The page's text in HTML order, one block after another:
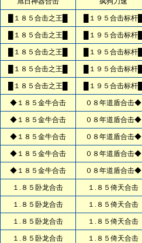
█１８５合击之王█ █１９５合击标杆█
█１８５合击之王█ █１９５合击标杆█
█１８５合击之王█ █１９５合击标杆█
█１８５合击之王█ █１９５合击标杆█
█１８５合击之王█ █１９５合击标杆█
◆１８５金牛合击 ０８年道盾合击◆
◆１８５金牛合击 ０８年道盾合击◆
◆１８５金牛合击 ０８年道盾合击◆
◆１８５金牛合击 ０８年道盾合击◆
◆１８５金牛合击 ０８年道盾合击◆
１.８５卧龙合击 １.８５倚天合击
１.８５卧龙合击 １.８５倚天合击
１.８５卧龙合击 １.８５倚天合击
１.８５卧龙合击 １.８５倚天合击